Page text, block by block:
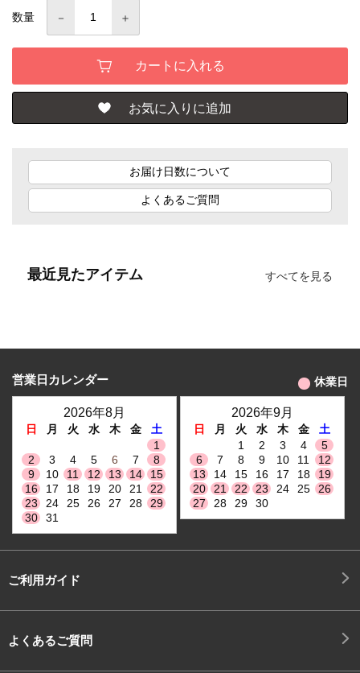
数量
お届け日数について
よくあるご質問
最近見たアイテム すべてを見る
営業日カレンダー 休業日
2026年8月
日 月 火 水 木 金
土
1
2
3 4 5 6 7
8
9
10 11 12 13 14
15
16
17 18 19 20 21
22
23
24 25 26 27 28
29
30
31
2026年9月
日 月 火 水 木 金
土
1
2 3 4
5
6
7 8 9 10 11
12
13
14 15 16 17 18
19
20
21 22 23 24 25
26
27
28 29 30
ご利用ガイド
よくあるご質問